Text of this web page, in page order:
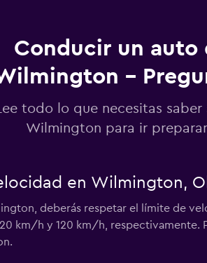
Conducir un auto
-
todo lo que necesitas
Wilmington para ir
en Wilmington,
deberás respetar el límite de
km/h y 120 km/h, respectivamente.